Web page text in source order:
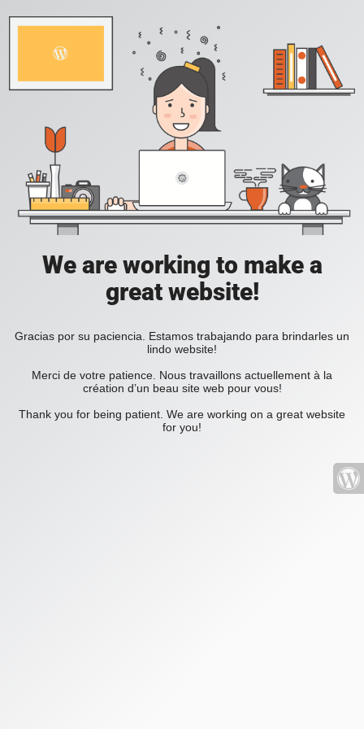
We are working to make a
great website!
Gracias por su paciencia. Estamos trabajando para brindarles un
lindo website!
Merci de votre patience. Nous travaillons actuellement à la
création d’un beau site web pour vous!
Thank you for being patient. We are working on a great website
for you!